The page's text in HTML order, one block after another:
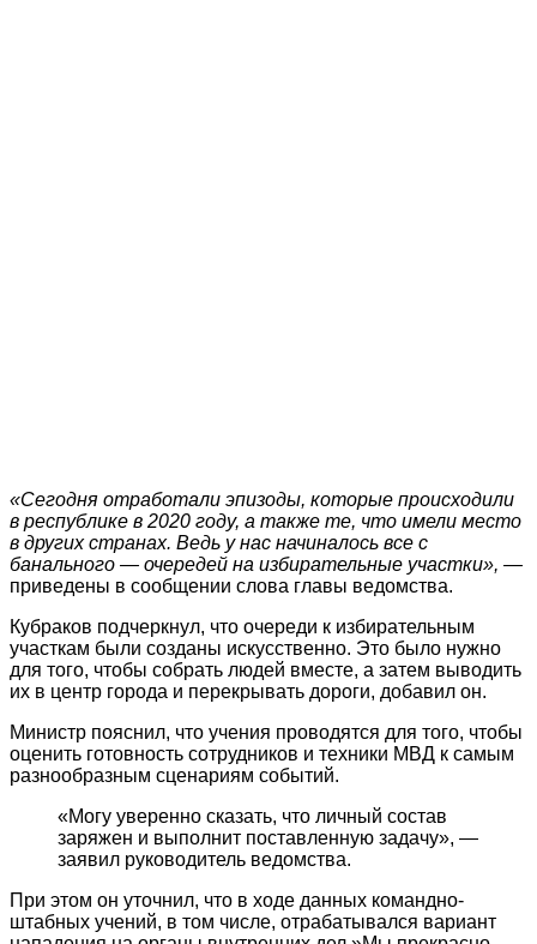
«Сегодня отработали эпизоды, которые происходили
в республике в 2020 году, а также те, что имели место
в других странах. Ведь у нас начиналось все с
банального — очередей на избирательные участки», —
приведены в сообщении слова главы ведомства.
Кубраков подчеркнул, что очереди к избирательным
участкам были созданы искусственно. Это было нужно
для того, чтобы собрать людей вместе, а затем выводить
их в центр города и перекрывать дороги, добавил он.
Министр пояснил, что учения проводятся для того, чтобы
оценить готовность сотрудников и техники МВД к самым
разнообразным сценариям событий.
«Могу уверенно сказать, что личный состав
заряжен и выполнит поставленную задачу», —
заявил руководитель ведомства.
При этом он уточнил, что в ходе данных командно-
штабных учений, в том числе, отрабатывался вариант